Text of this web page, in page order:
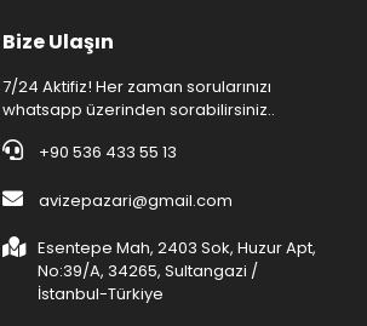
Bize Ulaşın
7/24 Aktifiz! Her zaman sorularınızı
whatsapp üzerinden sorabilirsiniz..
+90 536 433 55 13
avizepazari@gmail.com
Esentepe Mah, 2403 Sok, Huzur Apt,
No:39/A, 34265, Sultangazi /
İstanbul-Türkiye